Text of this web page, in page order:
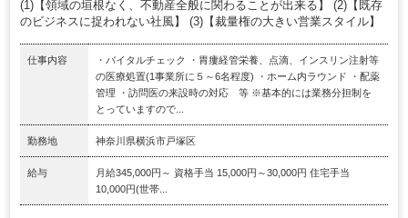
(1)【領域の垣根なく、不動産全般に関わることが出来る】 (2)【既存
のビジネスに捉われない社風】 (3)【裁量権の大きい営業スタイル】
仕事内容
・バイタルチェック ・胃瘻経管栄養、点滴、インスリン注射等
の医療処置(1事業所に５～6名程度) ・ホーム内ラウンド ・配薬
管理 ・訪問医の来設時の対応 等 ※基本的には業務分担制を
とっていますので...
勤務地 神奈川県横浜市戸塚区
給与
月給345,000円～ 資格手当 15,000円～30,000円 住宅手当
10,000円(世帯...